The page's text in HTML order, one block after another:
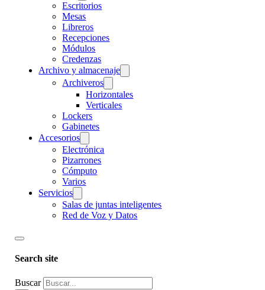
Escritorios
Mesas
Libreros
Recepciones
Módulos
Credenzas
Archivo y almacenaje
Archiveros
Horizontales
Verticales
Lockers
Gabinetes
Accesorios
Electrónica
Pizarrones
Cómputo
Varios
Servicios
Salas de juntas inteligentes
Red de Voz y Datos
Search site
Buscar